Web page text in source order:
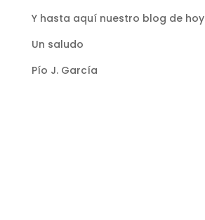
Y hasta aquí nuestro blog de hoy
Un saludo
Pío J. García